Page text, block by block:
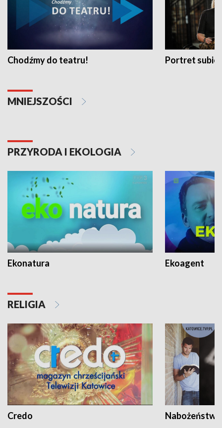
Chodźmy do teatru! Portret
MNIEJSZOŚCI
PRZYRODA I EKOLOGIA
Ekonatura Ekoagent
RELIGIA
Credo